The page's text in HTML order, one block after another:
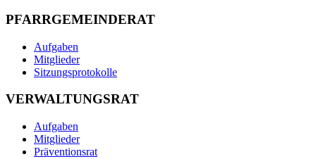
PFARRGEMEINDERAT
Aufgaben
Mitglieder
Sitzungsprotokolle
VERWALTUNGSRAT
Aufgaben
Mitglieder
Präventionsrat